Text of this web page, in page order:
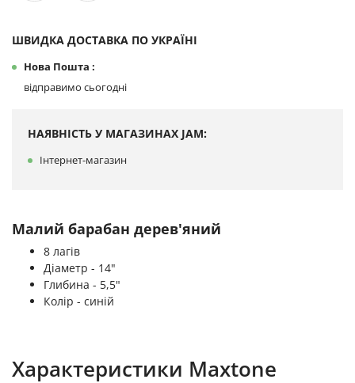
ШВИДКА ДОСТАВКА ПО УКРАЇНІ
Нова Пошта :
відправимо сьогодні
НАЯВНІСТЬ У МАГАЗИНАХ JAM:
Інтернет-магазин
Малий барабан дерев'яний
8 лагів
Діаметр - 14"
Глибина - 5,5"
Колір - синій
Характеристики Maxtone